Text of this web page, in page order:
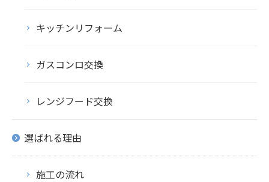
キッチンリフォーム
ガスコンロ交換
レンジフード交換
選ばれる理由
施工の流れ